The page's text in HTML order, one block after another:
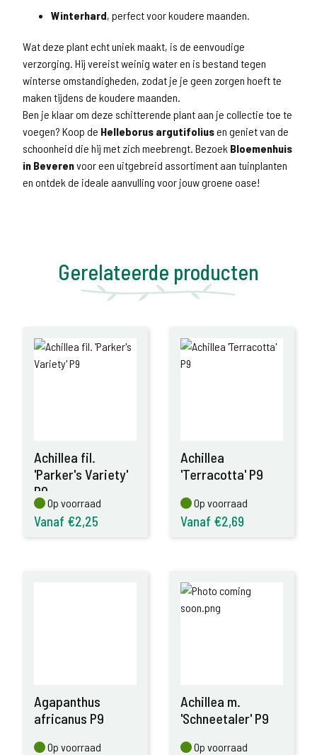
Winterhard, perfect voor koudere maanden.
Wat deze plant echt uniek maakt, is de eenvoudige
verzorging. Hij vereist weinig water en is bestand tegen
winterse omstandigheden, zodat je je geen zorgen hoeft te
maken tijdens de koudere maanden.
Ben je klaar om deze schitterende plant aan je collectie toe te
voegen? Koop de Helleborus argutifoliusen geniet van de
schoonheid die hij met zich meebrengt. Bezoek Bloemenhuis
in Beverenvoor een uitgebreid assortiment aan tuinplanten
en ontdek de ideale aanvulling voor jouw groene oase!
Gerelateerde producten
Achillea fil.
'Parker's Variety'
P9
Op voorraad
Op voorraad
Vanaf €2,25
Achillea
'Terracotta' P9
Op voorraad
Op voorraad
Vanaf €2,69
Agapanthus
africanus P9
Op voorraad
Op voorraad
Achillea m.
'Schneetaler' P9
Op voorraad
Op voorraad